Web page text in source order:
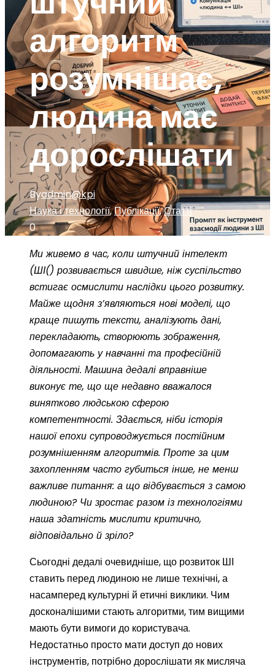
алгоритм
розумнішає,
людина має
дорослішати
Byadmin@kpi
Наука і технології,Публікації,Статті
0
Ми живемо в час, коли штучний інтелект
(ШІ() розвивається швидше, ніж суспільство
встигає осмислити наслідки цього розвитку.
Майже щодня з’являються нові моделі, що
краще пишуть тексти, аналізують дані,
перекладають, створюють зображення,
допомагають у навчанні та професійній
діяльності. Машина дедалі вправніше
виконує те, що ще недавно вважалося
винятково людською сферою
компетентності. Здається, ніби історія
нашої епохи супроводжується постійним
розумнішенням алгоритмів. Проте за цим
захопленням часто губиться інше, не менш
важливе питання: а що відбувається з самою
людиною? Чи зростає разом із технологіями
наша здатність мислити критично,
відповідально й зріло?
Сьогодні дедалі очевидніше, що розвиток ШІ
ставить перед людиною не лише технічні, а
насамперед культурні й етичні виклики. Чим
досконалішими стають алгоритми, тим вищими
мають бути вимоги до користувача.
Недостатньо просто мати доступ до нових
інструментів, потрібно дорослішати як мисляча